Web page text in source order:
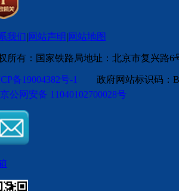
我们|网站声明|网站地图
所有：国家铁路局地址：北京市复兴路6
备19004382号-1
政府网站标识码
京公网安备 11040102700028号